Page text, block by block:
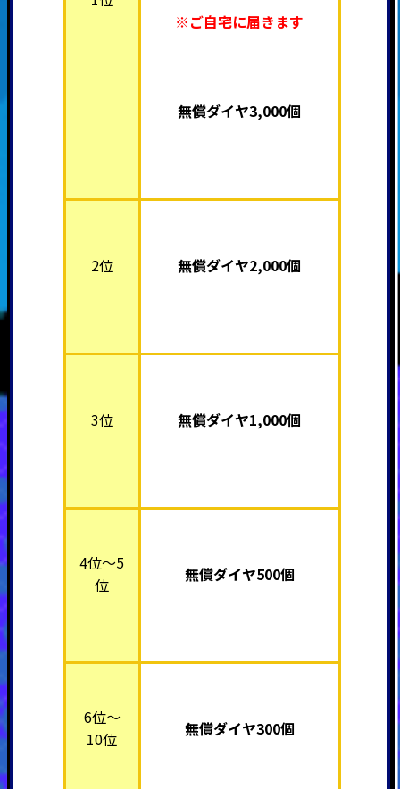
※ご自宅に届きます
無償ダイヤ3,000個
2位 無償ダイヤ2,000個
3位 無償ダイヤ1,000個
4位～5
位
無償ダイヤ500個
6位～
10位
無償ダイヤ300個